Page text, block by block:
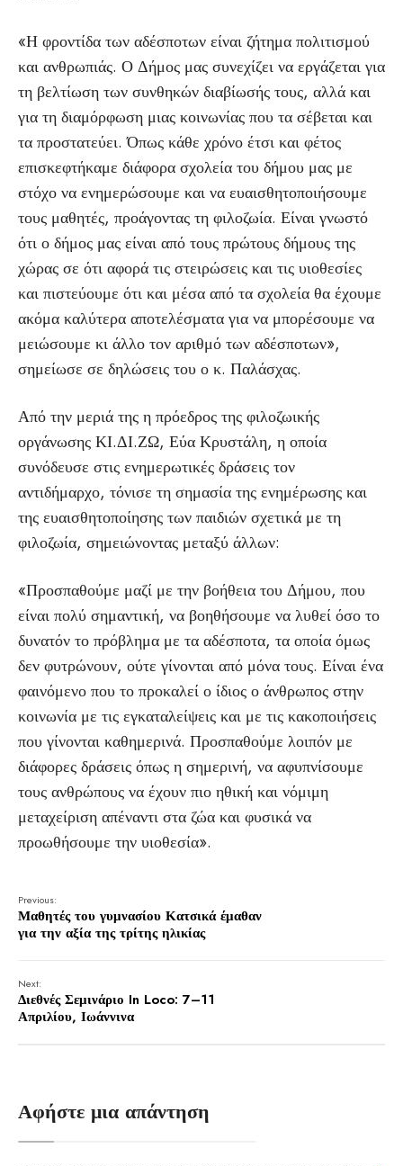
«Η φροντίδα των αδέσποτων είναι ζήτημα πολιτισμού
και ανθρωπιάς. Ο Δήμος μας συνεχίζει να εργάζεται για
τη βελτίωση των συνθηκών διαβίωσής τους, αλλά και
για τη διαμόρφωση μιας κοινωνίας που τα σέβεται και
τα προστατεύει. Όπως κάθε χρόνο έτσι και φέτος
επισκεφτήκαμε διάφορα σχολεία του δήμου μας με
στόχο να ενημερώσουμε και να ευαισθητοποιήσουμε
τους μαθητές, προάγοντας τη φιλοζωία. Είναι γνωστό
ότι ο δήμος μας είναι από τους πρώτους δήμους της
χώρας σε ότι αφορά τις στειρώσεις και τις υιοθεσίες
και πιστεύουμε ότι και μέσα από τα σχολεία θα έχουμε
ακόμα καλύτερα αποτελέσματα για να μπορέσουμε να
μειώσουμε κι άλλο τον αριθμό των αδέσποτων»,
σημείωσε σε δηλώσεις του ο κ. Παλάσχας.
Από την μεριά της η πρόεδρος της φιλοζωικής
οργάνωσης ΚΙ.ΔΙ.ΖΩ, Εύα Κρυστάλη, η οποία
συνόδευσε στις ενημερωτικές δράσεις τον
αντιδήμαρχο, τόνισε τη σημασία της ενημέρωσης και
της ευαισθητοποίησης των παιδιών σχετικά με τη
φιλοζωία, σημειώνοντας μεταξύ άλλων:
«Προσπαθούμε μαζί με την βοήθεια του Δήμου, που
είναι πολύ σημαντική, να βοηθήσουμε να λυθεί όσο το
δυνατόν το πρόβλημα με τα αδέσποτα, τα οποία όμως
δεν φυτρώνουν, ούτε γίνονται από μόνα τους. Είναι ένα
φαινόμενο που το προκαλεί ο ίδιος ο άνθρωπος στην
κοινωνία με τις εγκαταλείψεις και με τις κακοποιήσεις
που γίνονται καθημερινά. Προσπαθούμε λοιπόν με
διάφορες δράσεις όπως η σημερινή, να αφυπνίσουμε
τους ανθρώπους να έχουν πιο ηθική και νόμιμη
μεταχείριση απέναντι στα ζώα και φυσικά να
προωθήσουμε την υιοθεσία».
Previous:
Μαθητές του γυμνασίου Κατσικά έμαθαν
για την αξία της τρίτης ηλικίας
Next:
Διεθνές Σεμινάριο In Loco: 7–11
Απριλίου, Ιωάννινα
Αφήστε μια απάντηση